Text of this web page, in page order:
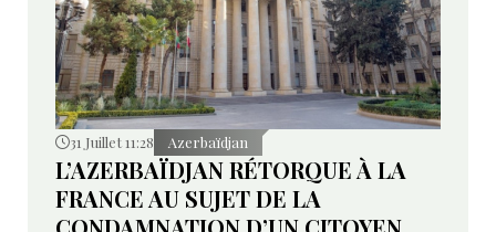
31 Juillet 11:28 Azerbaïdjan
L’AZERBAÏDJAN RÉTORQUE À LA
FRANCE AU SUJET DE LA